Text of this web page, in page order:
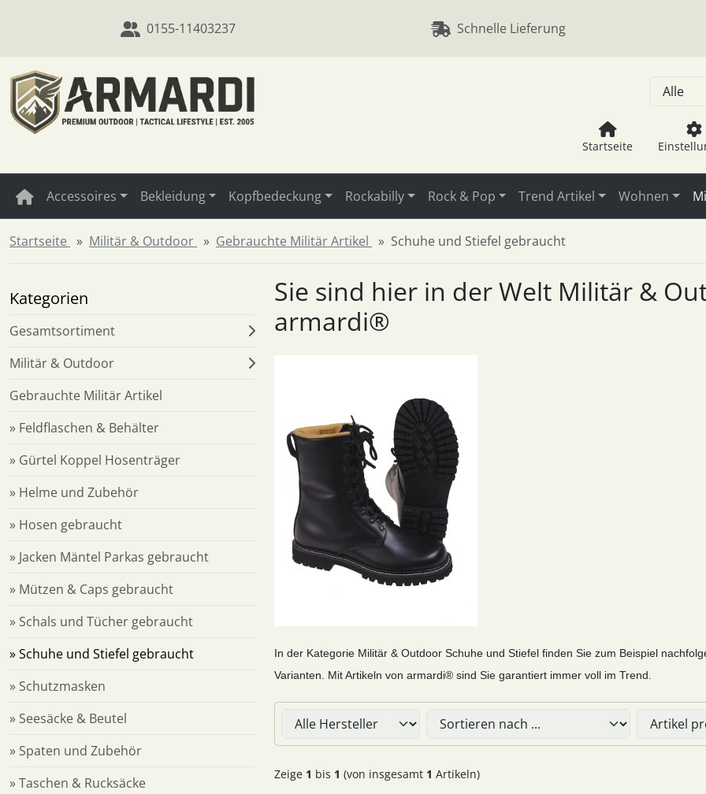
0155-11403237 Schnelle Lieferung
Startseite
Accessoires Bekleidung Kopfbedeckung Rockabilly Rock & Pop Trend Artikel Wohnen
Startseite Militär & Outdoor Gebrauchte Militär Artikel Schuhe und Stiefel gebraucht
Kategorien
Gesamtsortiment
Militär & Outdoor
Gebrauchte Militär Artikel
» Feldflaschen & Behälter
» Gürtel Koppel Hosenträger
» Helme und Zubehör
» Hosen gebraucht
» Jacken Mäntel Parkas gebraucht
» Mützen & Caps gebraucht
» Schals und Tücher gebraucht
» Schuhe und Stiefel gebraucht
» Schutzmasken
» Seesäcke & Beutel
» Spaten und Zubehör
» Taschen & Rucksäcke
Sie sind hier in der Welt Militär &
armardi®
In der Kategorie Militär & Outdoor Schuhe und Stiefel finden Sie zum Beispiel
Varianten. Mit Artikeln von armardi® sind Sie garantiert immer voll im Trend.
Zeige 1 bis 1 (von insgesamt 1 Artikeln)